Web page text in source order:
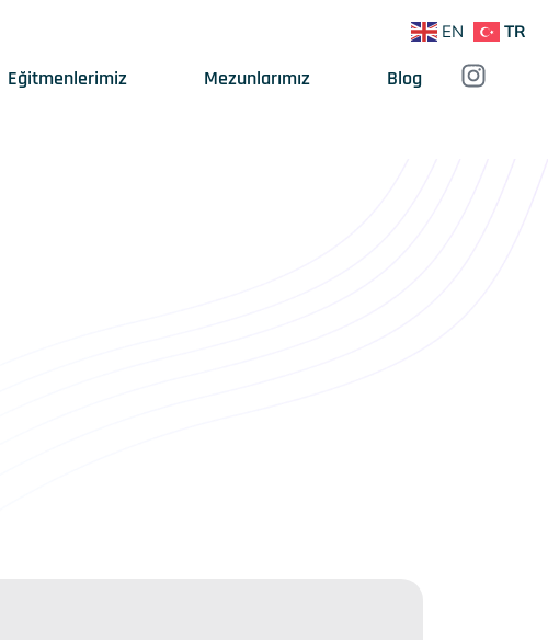
Eğitmenlerimiz Mezunlarımız Blog
EN TR